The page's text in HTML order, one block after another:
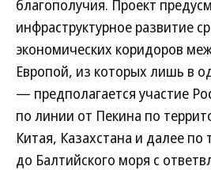
благополучия. Проект
инфраструктурное развитие
экономических коридоров
Европой, из которых лишь в
— предполагается участие
по линии от Пекина по
Китая, Казахстана и далее по
до Балтийского моря с